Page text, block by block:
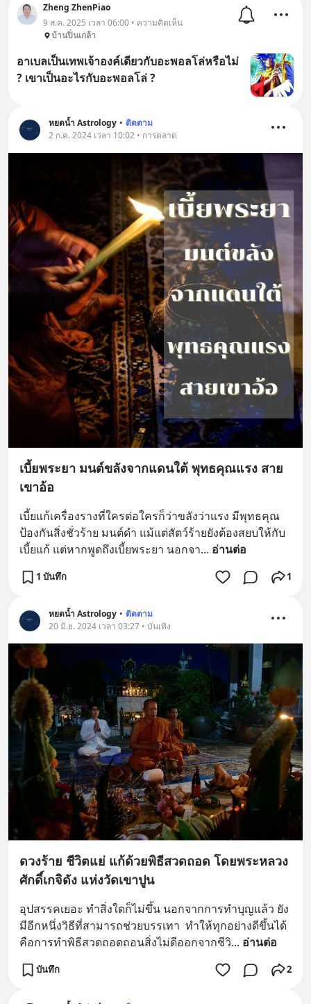
Zheng ZhenPiao
9 ส.ค. 2025 เวลา 06:00 • ความคิดเห็น
บ้านปิ่นเกล้า
อาเบลเป็นเทพเจ้าองค์เดียวกับอะพอลโล่หรือไม่
? เขาเป็นอะไรกับอะพอลโล่ ?
หยดน้ำ Astrology • ติดตาม
2 ก.ค. 2024 เวลา 10:02 • การตลาด
เบี้ยพระยา มนต์ขลังจากแดนใต้ พุทธคุณแรง สาย
เขาอ้อ
เบี้ยแก้เครื่องรางที่ใครต่อใครก็ว่าขลังว่าแรง มีพุทธคุณ
ป้องกันสิ่งชั่วร้าย มนต์ดำ แม้แต่สัตว์ร้ายยังต้องสยบให้กับ
เบี้ยแก้ แต่หากพูดถึงเบี้ยพระยา นอกจา... อ่านต่อ
1 บันทึก 1
หยดน้ำ Astrology • ติดตาม
20 มิ.ย. 2024 เวลา 03:27 • บันเทิง
ดวงร้าย ชีวิตแย่ แก้ด้วยพิธีสวดถอด โดยพระหลวง
ศักดิ์เกจิดัง แห่งวัดเขาปูน
อุปสรรคเยอะ ทำสิ่งใดก็ไม่ขึ้น นอกจากการทำบุญแล้ว ยัง
มีอีกหนึ่งวิธีที่สามารถช่วยบรรเทา  ทำให้ทุกอย่างดีขึ้นได้
คือการทำพิธีสวดถอดถอนสิ่งไม่ดีออกจากชีวิ... อ่านต่อ
บันทึก 2